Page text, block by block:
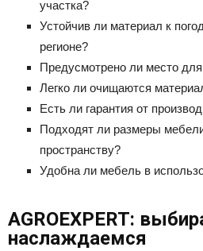
участка?
Устойчив ли материал к
регионе?
Предусмотрено ли место
Легко ли очищаются
Есть ли гарантия от
Подходят ли размеры
пространству?
Удобна ли мебель в
AGROEXPERT:
наслаждаемся